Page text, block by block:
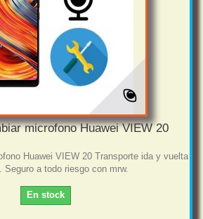
microfono Huawei VIEW 20
Huawei VIEW 20 Transporte ida y vuelta
Seguro a todo riesgo con mrw.
En stock